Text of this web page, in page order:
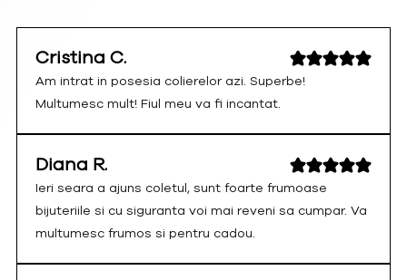
Cristina C.
Am intrat in posesia colierelor azi. Superbe!
Multumesc mult! Fiul meu va fi incantat.
Diana R.
Ieri seara a ajuns coletul, sunt foarte frumoase
bijuteriile si cu siguranta voi mai reveni sa cumpar. Va
multumesc frumos si pentru cadou.